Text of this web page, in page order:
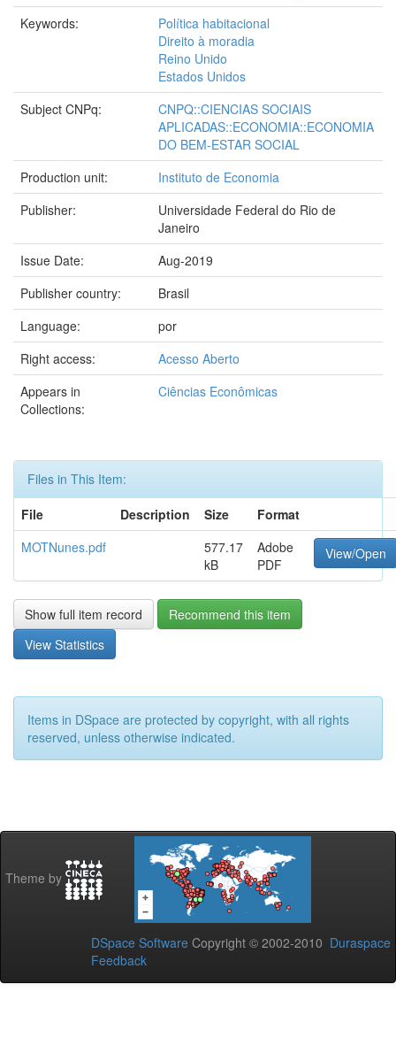
Keywords:
Política habitacional
Direito à moradia
Reino Unido
Estados Unidos
Subject CNPq:
CNPQ::CIENCIAS SOCIAIS
APLICADAS::ECONOMIA::ECONOMIA
DO BEM-ESTAR SOCIAL
Production unit:
Instituto de Economia
Publisher:
Universidade Federal do Rio de
Janeiro
Issue Date:
Aug-2019
Publisher country:
Brasil
Language:
por
Right access:
Acesso Aberto
Appears in
Collections:
Ciências Econômicas
Files in This Item:
File
Description Size
Format
MOTNunes.pdf
577.17
kB
Adobe
PDF
View/Open
Show full item record
Recommend this item
View Statistics
Items in DSpace are protected by copyright, with all rights
reserved, unless otherwise indicated.
Theme by
DSpace Software Copyright © 2002-2010 Duraspace
Feedback